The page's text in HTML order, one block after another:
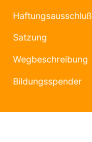
Haftungsausschluß
Satzung
Wegbeschreibung
Bildungsspender